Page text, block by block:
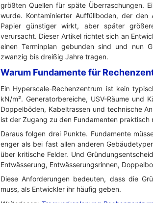
größten Quellen für späte Überraschungen.
wurde. Kontaminierter Auffüllboden, der
Papier günstiger wirkt, aber später
verursacht. Dieser Artikel richtet sich an
einen Terminplan gebunden sind und nun
zwanzig bis dreißig Jahre tragen.
Warum Fundamente für
Ein Hyperscale-Rechenzentrum ist kein
kN/m². Generatorbereiche, USV-Räume und
Doppelböden, Kabeltrassen und technische
ist der Zugang zu den Fundamenten praktisch
Daraus folgen drei Punkte. Fundamente
enger als bei fast allen anderen
über kritische Felder. Und
Entwässerung, Entwässerungsrinnen,
Diese Anforderungen bedeuten, dass die
muss, als Entwickler ihr häufig geben.